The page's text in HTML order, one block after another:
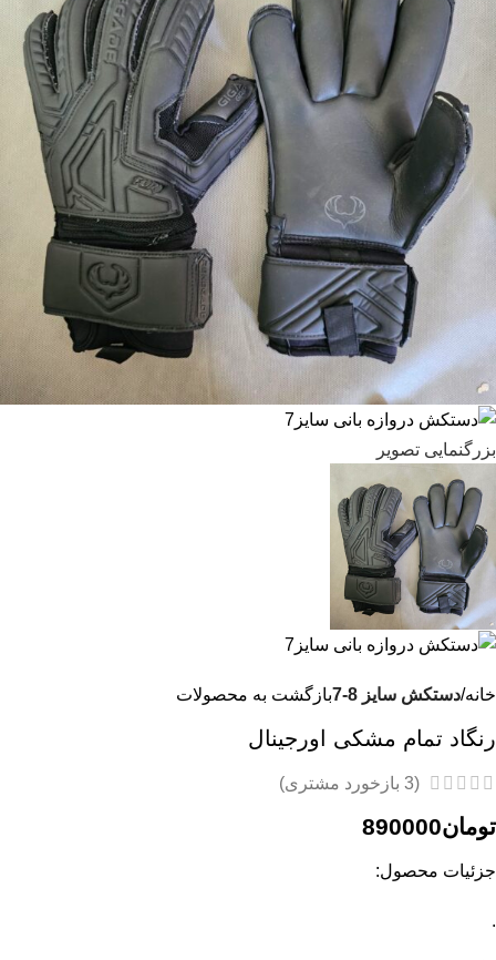
بزرگنمایی تصویر
خانه دستکش سایز 8-7 بازگشت به محصولات
رنگاد تمام مشکی اورجینال
(
3 بازخورد مشتری)
تومان890000
جزئیات محصول:
.